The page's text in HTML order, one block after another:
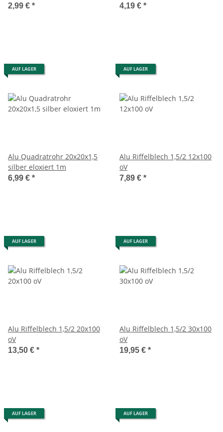
2,99 € * 4,19 € *
AUF LAGER
Alu Quadratrohr 20x20x1,5
silber eloxiert 1m
6,99 € *
AUF LAGER
Alu Riffelblech 1,5/2 12x100
oV
7,89 € *
AUF LAGER
Alu Riffelblech 1,5/2 20x100
oV
13,50 € *
AUF LAGER
Alu Riffelblech 1,5/2 30x100
oV
19,95 € *
AUF LAGER AUF LAGER